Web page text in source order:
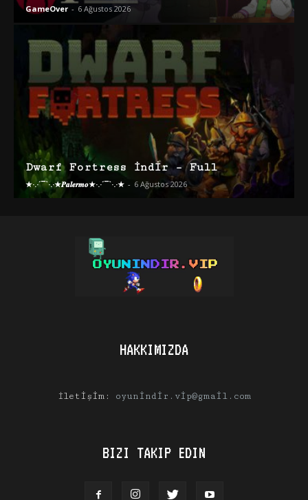
GameOver - 6 Ağustos 2026
Dwarf Fortress İndir – Full
★·.·´¯`·.·★𝑷𝒂𝒍𝒆𝒓𝒎𝒐★·.·´¯`·.·★ - 6 Ağustos 2026
HAKKIMIZDA
İletişim: oyunindir.vip@gmail.com
BIZI TAKIP EDIN